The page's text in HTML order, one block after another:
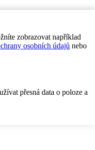
zobrazovat například
osobních údajů nebo
přesná data o poloze a